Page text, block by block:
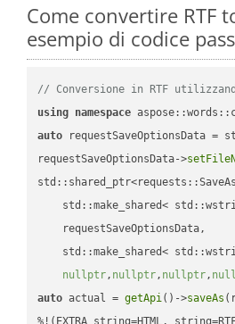
Come convertire RTF
esempio di codice
// Conversione in RTF
using namespace
auto requestSaveOptionsData =
requestSaveOptionsData->
std::make_shared<
    requestSaveOptionsData,
std::make_shared<
nullptr, nullptr, nullptr,
auto actual = getApi()->saveAs